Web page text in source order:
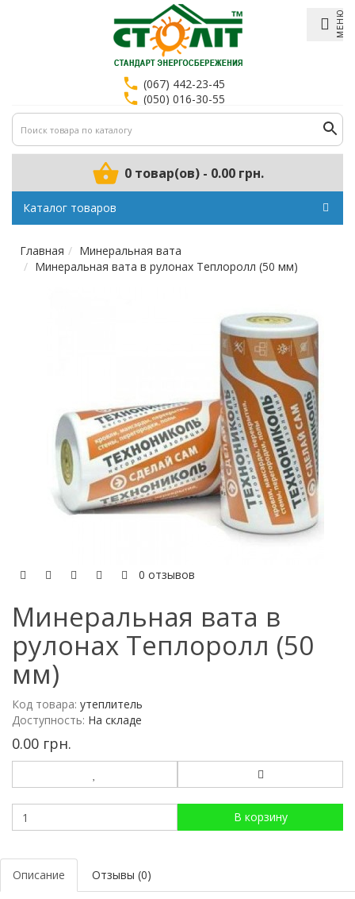
МЕНЮ
(067) 442-23-45
(050) 016-30-55
0 товар(ов) - 0.00 грн.
Каталог товаров
Главная
Минеральная вата
Минеральная вата в рулонах Теплоролл (50 мм)
0 отзывов
Минеральная вата в
рулонах Теплоролл (50
мм)
Код товара: утеплитель
Доступность: На складе
0.00 грн.
В корзину
Описание Отзывы (0)